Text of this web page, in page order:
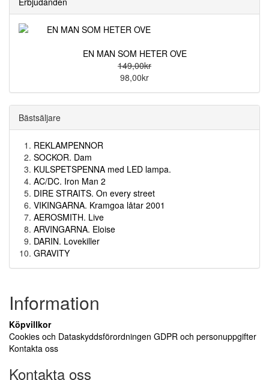
EN MAN SOM HETER OVE
149,00kr
98,00kr
Bästsäljare
REKLAMPENNOR
SOCKOR. Dam
KULSPETSPENNA med LED lampa.
AC/DC. Iron Man 2
DIRE STRAITS. On every street
VIKINGARNA. Kramgoa låtar 2001
AEROSMITH. Live
ARVINGARNA. Eloise
DARIN. Lovekiller
GRAVITY
Information
Köpvillkor
Cookies och Dataskyddsförordningen GDPR och personuppgifter
Kontakta oss
Kontakta oss